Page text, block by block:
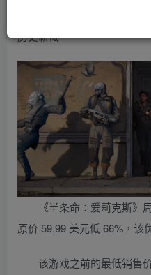
《半条命：爱莉克斯》周
历史新低。
《半条命：爱莉克斯》周
原价 59.99 美元低 66%，该
该游戏之前的最低销售价